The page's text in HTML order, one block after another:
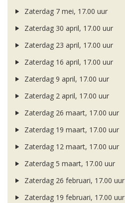
Zaterdag 7 mei, 17.00 uur
Zaterdag 30 april, 17.00 uur
Zaterdag 23 april, 17.00 uur
Zaterdag 16 april, 17.00 uur
Zaterdag 9 april, 17.00 uur
Zaterdag 2 april, 17.00 uur
Zaterdag 26 maart, 17.00 uur
Zaterdag 19 maart, 17.00 uur
Zaterdag 12 maart, 17.00 uur
Zaterdag 5 maart, 17.00 uur
Zaterdag 26 februari, 17.00 uur
Zaterdag 19 februari, 17.00 uur